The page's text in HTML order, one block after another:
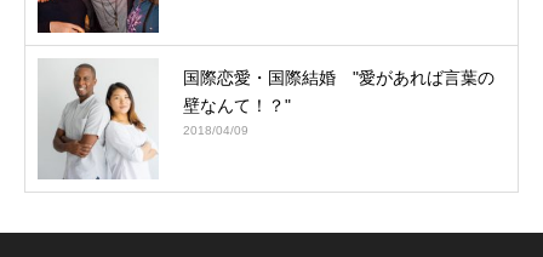
国際恋愛・国際結婚 "愛があれば言葉の
壁なんて！？"
2018/04/09